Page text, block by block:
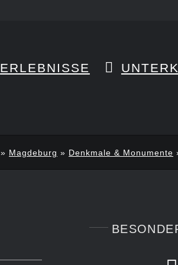
ERLEBNISSE
» Magdeburg » Denkmale & Monumente